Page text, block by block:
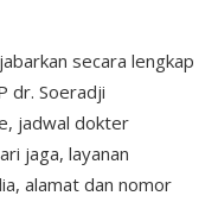
secara lengkap
dr. Soeradji
jadwal dokter
jaga, layanan
alamat dan nomor